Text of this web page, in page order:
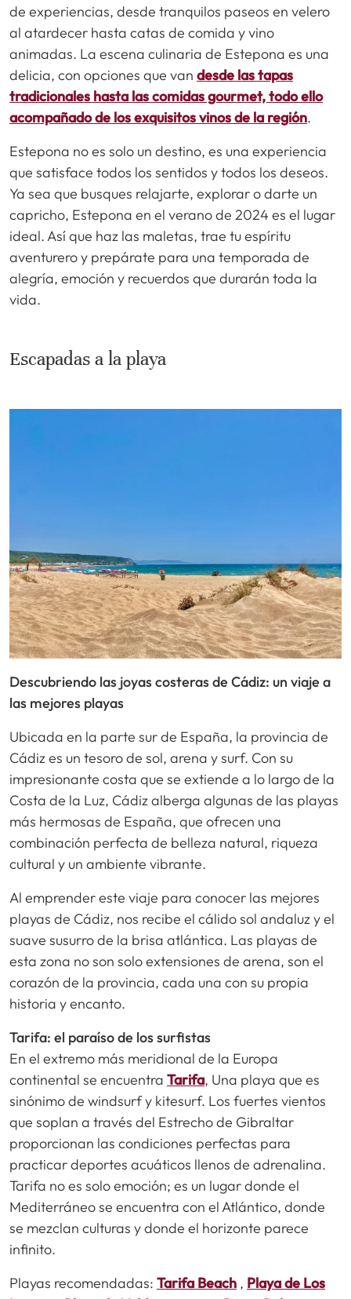
de experiencias, desde tranquilos paseos en velero
al atardecer hasta catas de comida y vino
animadas. La escena culinaria de Estepona es una
delicia, con opciones que van desde las tapas
tradicionales hasta las comidas gourmet, todo ello
acompañado de los exquisitos vinos de la región.
Estepona no es solo un destino, es una experiencia
que satisface todos los sentidos y todos los deseos.
Ya sea que busques relajarte, explorar o darte un
capricho, Estepona en el verano de 2024 es el lugar
ideal. Así que haz las maletas, trae tu espíritu
aventurero y prepárate para una temporada de
alegría, emoción y recuerdos que durarán toda la
vida.
Escapadas a la playa
Descubriendo las joyas costeras de Cádiz: un viaje a
las mejores playas
Ubicada en la parte sur de España, la provincia de
Cádiz es un tesoro de sol, arena y surf. Con su
impresionante costa que se extiende a lo largo de la
Costa de la Luz, Cádiz alberga algunas de las playas
más hermosas de España, que ofrecen una
combinación perfecta de belleza natural, riqueza
cultural y un ambiente vibrante.
Al emprender este viaje para conocer las mejores
playas de Cádiz, nos recibe el cálido sol andaluz y el
suave susurro de la brisa atlántica. Las playas de
esta zona no son solo extensiones de arena, son el
corazón de la provincia, cada una con su propia
historia y encanto.
Tarifa: el paraíso de los surfistas
En el extremo más meridional de la Europa
continental se encuentra Tarifa, Una playa que es
sinónimo de windsurf y kitesurf. Los fuertes vientos
que soplan a través del Estrecho de Gibraltar
proporcionan las condiciones perfectas para
practicar deportes acuáticos llenos de adrenalina.
Tarifa no es solo emoción; es un lugar donde el
Mediterráneo se encuentra con el Atlántico, donde
se mezclan culturas y donde el horizonte parece
infinito.
Playas recomendadas: Tarifa Beach , Playa de Los